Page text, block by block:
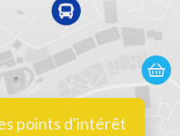
points d'intérêt